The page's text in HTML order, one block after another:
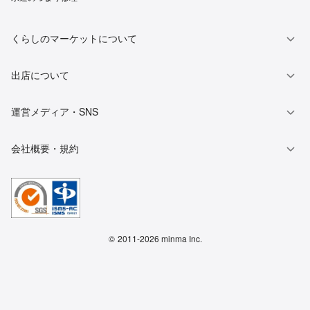
くらしのマーケットについて
出店について
運営メディア・SNS
会社概要・規約
© 2011-2026 minma Inc.